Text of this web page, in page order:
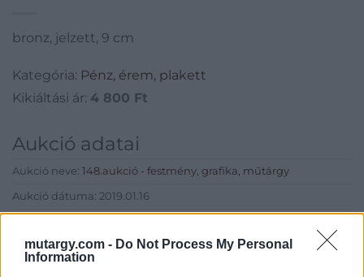
mutargy.com - Do Not Process My Personal
Information
bronz, jelzett, 9 cm
Kategória: Pénz, érem, plakett
Kikiáltási ár: 4 800 Ft
Aukció adatai
Aukció neve: 148.aukció - festmény, grafika, műtárgy
Aukció dátuma: 2019.01.16
Aukció helye: II. Zsigmond tér 8.